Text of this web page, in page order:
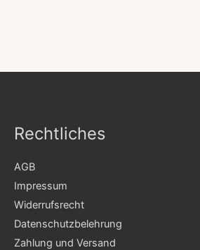
Rechtliches
AGB
Impressum
Widerrufsrecht
Datenschutzbelehrung
Zahlung und Versand